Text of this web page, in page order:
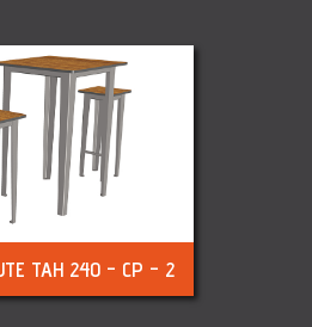
TAH 240 - CP - 2